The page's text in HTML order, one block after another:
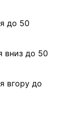
до 50
вниз до 50
вгору до